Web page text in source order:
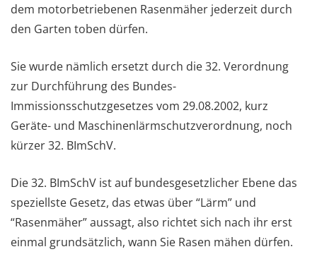
dem motorbetriebenen Rasenmäher jederzeit durch
den Garten toben dürfen.
Sie wurde nämlich ersetzt durch die 32. Verordnung
zur Durchführung des Bundes-
Immissionsschutzgesetzes vom 29.08.2002, kurz
Geräte- und Maschinenlärmschutzverordnung, noch
kürzer 32. BImSchV.
Die 32. BImSchV ist auf bundesgesetzlicher Ebene das
speziellste Gesetz, das etwas über “Lärm” und
“Rasenmäher” aussagt, also richtet sich nach ihr erst
einmal grundsätzlich, wann Sie Rasen mähen dürfen.